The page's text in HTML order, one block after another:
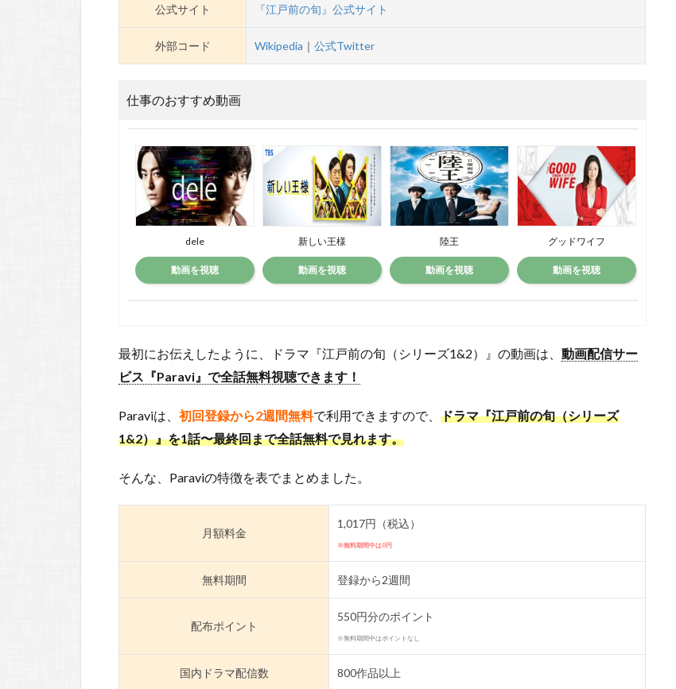
公式サイト 『江戸前の旬』公式サイト
外部コード Wikipedia ｜公式Twitter
仕事のおすすめ動画
dele
動画を視聴
新しい王様
動画を視聴
陸王
動画を視聴
グッドワイフ
動画を視聴
最初にお伝えしたように、ドラマ『江戸前の旬（シリーズ1&2）』の動画は、動画配信サー
ビス『Paravi』で全話無料視聴できます！
Paraviは、初回登録から2週間無料で利用できますので、ドラマ『江戸前の旬（シリーズ
1&2）』を1話〜最終回まで全話無料で見れます。
そんな、Paraviの特徴を表でまとめました。
月額料金
1,017円（税込）
※無料期間中は0円
無料期間 登録から2週間
配布ポイント
550円分のポイント
※無料期間中はポイントなし
国内ドラマ配信数 800作品以上